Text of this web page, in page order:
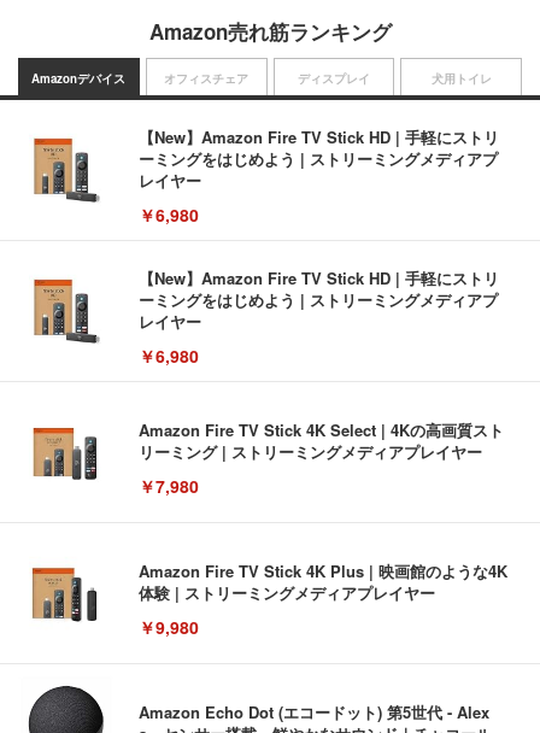
Amazon売れ筋ランキング
Amazonデバイス
【New】Amazon Fire TV Stick HD | 手軽にストリ
ーミングをはじめよう | ストリーミングメディアプ
レイヤー
￥6,980
【New】Amazon Fire TV Stick HD | 手軽にストリ
ーミングをはじめよう | ストリーミングメディアプ
レイヤー
￥6,980
Amazon Fire TV Stick 4K Select | 4Kの高画質スト
リーミング | ストリーミングメディアプレイヤー
￥7,980
Amazon Fire TV Stick 4K Plus | 映画館のような4K
体験 | ストリーミングメディアプレイヤー
￥9,980
Amazon Echo Dot (エコードット) 第5世代 - Alex
オフィスチェア ディスプレイ 犬用トイレ